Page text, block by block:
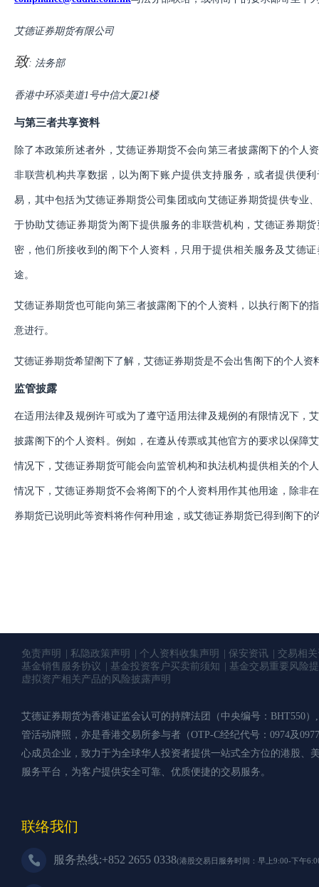
艾德证券期货有限公司
致: 法务部
香港中环添美道1号中信大厦21楼
与第三者共享资料
除了本政策所述者外，艾德证券期货不会向第三者披露阁下的个人
非联营机构共享数据，以为阁下账户提供支持服务，或者提供便
易，其中包括为艾德证券期货公司集团或向艾德证券期货提供专业
于协助艾德证券期货为阁下提供服务的非联营机构，艾德证券期
密，他们所接收到的阁下个人资料，只用于提供相关服务及艾德
途。
艾德证券期货也可能向第三者披露阁下的个人资料，以执行阁下的
意进行。
艾德证券期货希望阁下了解，艾德证券期货是不会出售阁下的个人资
监管披露
在适用法律及规例许可或为了遵守适用法律及规例的有限情况下，
披露阁下的个人资料。例如，在遵从传票或其他官方的要求以保障
情况下，艾德证券期货可能会向监管机构和执法机构提供相关的个
情况下，艾德证券期货不会将阁下的个人资料用作其他用途，除非
券期货已说明此等资料将作何种用途，或艾德证券期货已得到阁下的
免责声明 私隐政策声明 个人资料收集声明 保安资讯
交易相
基金销售服务协议
基金投资客户买卖前须知
基金交易重要风险
虚拟资产相关产品的风险披露声明
艾德证券期货为香港证监会认可的持牌法团（中央编号：BHT550）
管活动牌照，亦是香港交易所参与者（OTP-C经纪代号：0974及
心成员企业，致力于为全球华人投资者提供一站式全方位的港股、
服务平台，为客户提供安全可靠、优质便捷的交易服务。
联络我们
服务热线:+852 2655 0338(港股交易日服务时间：早上9:00-下午